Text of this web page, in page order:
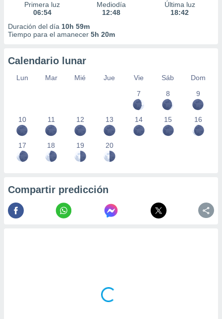
Primera luz
06:54
Mediodía
12:48
Última luz
18:42
Duración del día 10h 59m
Tiempo para el amanecer 5h 20m
Calendario lunar
Lun Mar Mié Jue Vie Sáb
Dom
7
8 9
10 11 12 13 14 15 16
17 18 19 20
Compartir predicción